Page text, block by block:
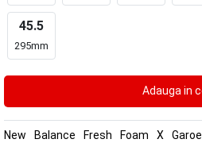
45.5
295mm
New Balance Fresh Foam X